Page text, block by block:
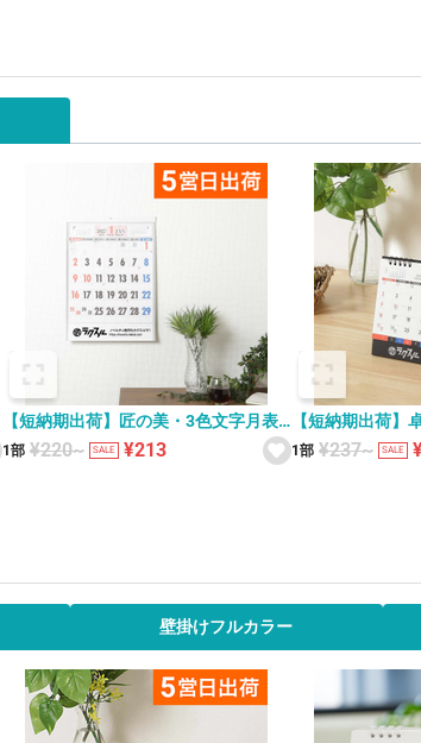
【短納期出荷】匠の美・3色文字月表
壁掛けカレンダー YG-46
1部 ¥220~ SALE ¥213
【短納期出荷】
ケジュール カレ
1部 ¥237~ SALE
壁掛けフルカラー